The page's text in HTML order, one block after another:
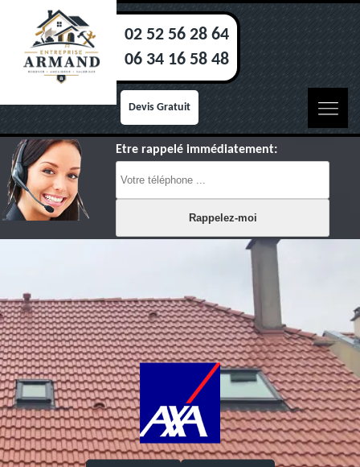
02 52 56 28 64
06 34 16 58 48
Devis Gratuit
Etre rappelé immédiatement: